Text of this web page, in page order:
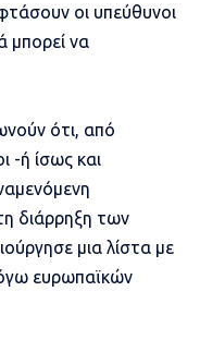
οι υπεύθυνοι
μπορεί να
ότι, από
-ή ίσως και
διάρρηξη των
μια λίστα με
ευρωπαϊκών